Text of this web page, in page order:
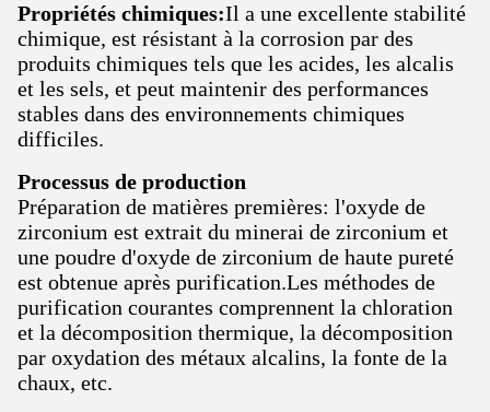
Propriétés chimiques:Il a une excellente stabilité
chimique, est résistant à la corrosion par des
produits chimiques tels que les acides, les alcalis
et les sels, et peut maintenir des performances
stables dans des environnements chimiques
difficiles.
Processus de production
Préparation de matières premières: l'oxyde de
zirconium est extrait du minerai de zirconium et
une poudre d'oxyde de zirconium de haute pureté
est obtenue après purification.Les méthodes de
purification courantes comprennent la chloration
et la décomposition thermique, la décomposition
par oxydation des métaux alcalins, la fonte de la
chaux, etc.